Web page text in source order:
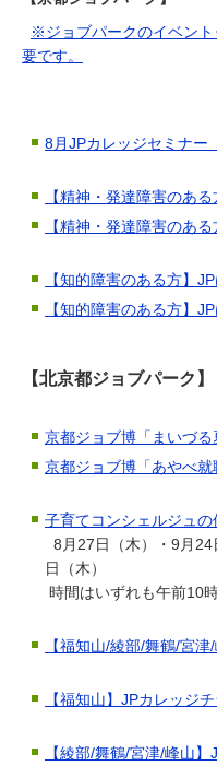
※ジョブパークのイベン
要です。
8月JPカレッジセミナー
【精神・発達障害のあ
【精神・発達障害のあ
【知的障害のある方】
【知的障害のある方】
【北京都ジョブパーク】
京都ジョブ博「まいづる
京都ジョブ博「あやべ就
子育てコンシェルジュの
8月27日（木）・9月
日（木）
時間はいずれも午前10
【福知山/綾部/舞鶴/宮
【福知山】JPカレッジ
【綾部/舞鶴/宮津/峰山